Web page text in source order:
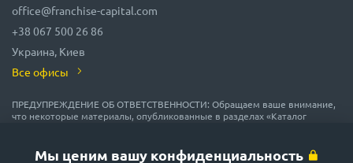
Мы ценим вашу конфиденциальность
office@franchise-capital.com
+38 067 500 26 86
Украина, Киев
Все офисы
ПРЕДУПРЕЖДЕНИЕ ОБ ОТВЕТСТВЕННОСТИ: Обращаем ваше внимание,
что некоторые материалы, опубликованные в разделах «Каталог
рекламы или получены на безвозмездной основе из источников,